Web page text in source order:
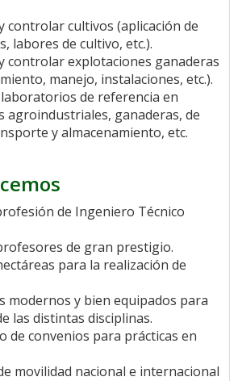
controlar cultivos (aplicación de
labores de cultivo, etc.).
controlar explotaciones ganaderas
manejo, instalaciones, etc.).
de referencia en
agroindustriales, ganaderas, de
y almacenamiento, etc.
de Ingeniero Técnico
de gran prestigio.
para la realización de
modernos y bien equipados para
las distintas disciplinas.
de convenios para prácticas en
movilidad nacional e internacional